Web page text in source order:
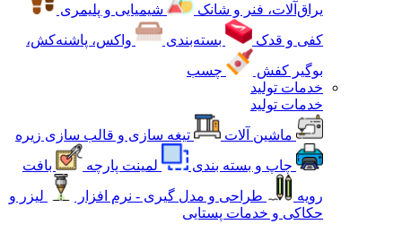
یراق‌آلات، فنر و شانک
شیمیایی و پلیمری
کفی و قدک
بسته‌بندی
واکس، پاشنه‌کش،
بوگیر کفش
چسب
خدمات تولید
خدمات تولید
ماشین آلات
تیغه سازی و قالب سازی زیره
چاپ و بسته بندی
لمینت پارچه
بافت
رویه
طراحی و مدل گیری - نرم افزار
لیزر و
حکاکی و خدمات پستایی